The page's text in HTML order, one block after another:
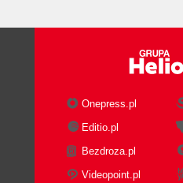
Onepress.pl
Editio.pl
Bezdroza.pl
Videopoint.pl